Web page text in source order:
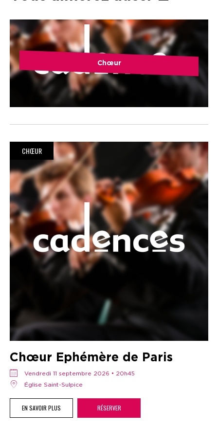
Chœur
CHŒUR
Chœur Ephémère de Paris
vendredi 11 septembre 2026 • 20h45
Église Saint-Sulpice
EN SAVOIR PLUS RÉSERVER